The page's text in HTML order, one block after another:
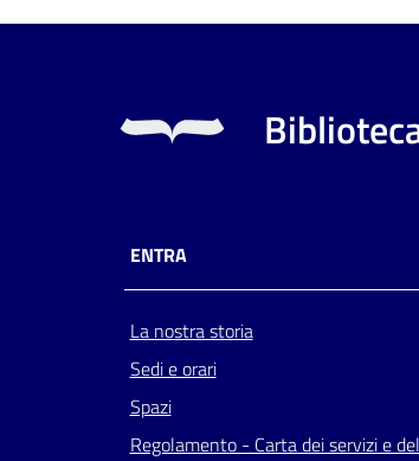
ENTRA
La nostra storia
Sedi e orari
Spazi
Regolamento - Carta dei servizi e